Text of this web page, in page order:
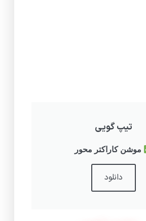
تیپ گویی
موشن کاراکتر محور
دانلود